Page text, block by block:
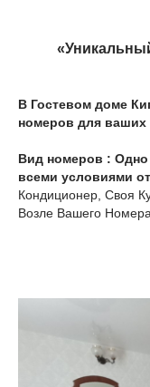
В Гостевом доме
номеров для ваших
Вид номеров :
всеми условиями
Кондиционер, Своя
Возле Вашего